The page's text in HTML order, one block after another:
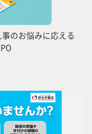
のお悩みに応える